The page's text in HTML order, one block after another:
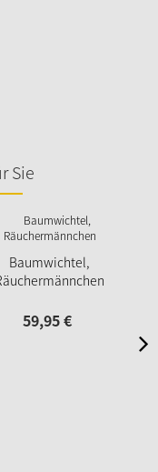
Sie
Baumwichtel,
59,95€